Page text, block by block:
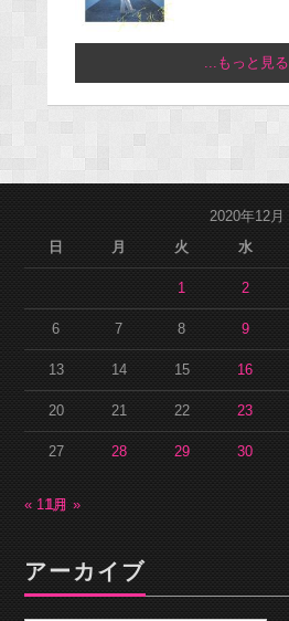
...もっと見る
2020年12月
日
月 火 水
1 2
6 7 8 9
13 14 15 16
20 21 22 23
27 28 29 30
« 11月1月 »
アーカイブ